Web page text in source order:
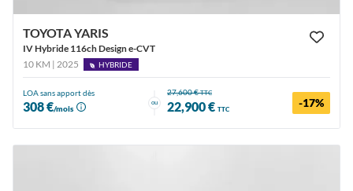
TOYOTA YARIS
IV Hybride 116ch Design e-CVT
10 KM | 2025
HYBRIDE
LOA sans apport dès
308 €/mois
ou
27,600 €TTC
22,900 € TTC -17%